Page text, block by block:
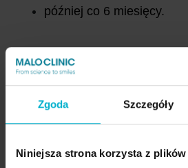
Zgoda Szczegóły
Niniejsza strona korzysta z
później co 6 miesięcy.
Dzięki temu nowy uśmiech
stabilny i piękny przez wiele lat.
Efekty leczenia – nowy
Dziś Pani Jadwiga z dumą
Malo Clinic odmieniło jej życie.